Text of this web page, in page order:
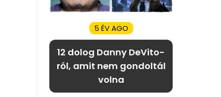
5 ÉV AGO
12 dolog Danny DeVito-
ról, amit nem gondoltál
volna